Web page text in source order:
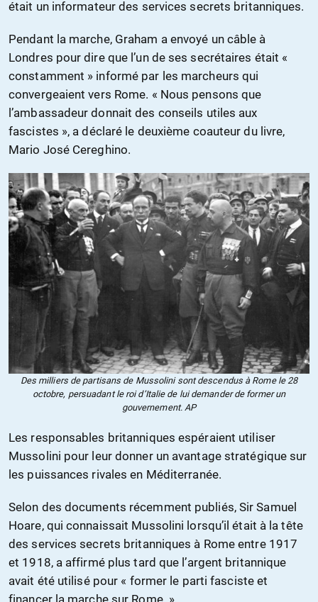
était un informateur des services secrets britanniques.
Pendant la marche, Graham a envoyé un câble à
Londres pour dire que l’un de ses secrétaires était «
constamment » informé par les marcheurs qui
convergeaient vers Rome. « Nous pensons que
l’ambassadeur donnait des conseils utiles aux
fascistes », a déclaré le deuxième coauteur du livre,
Mario José Cereghino.
Des milliers de partisans de Mussolini sont descendus à Rome le 28
octobre, persuadant le roi d’Italie de lui demander de former un
gouvernement. AP
Les responsables britanniques espéraient utiliser
Mussolini pour leur donner un avantage stratégique sur
les puissances rivales en Méditerranée.
Selon des documents récemment publiés, Sir Samuel
Hoare, qui connaissait Mussolini lorsqu’il était à la tête
des services secrets britanniques à Rome entre 1917
et 1918, a affirmé plus tard que l’argent britannique
avait été utilisé pour « former le parti fasciste et
financer la marche sur Rome. »